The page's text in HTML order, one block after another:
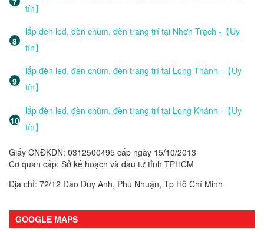
tín】
lắp đèn led, đèn chùm, đèn trang trí tại Nhơn Trạch -【Uy
tín】
lắp đèn led, đèn chùm, đèn trang trí tại Long Thành -【Uy
tín】
lắp đèn led, đèn chùm, đèn trang trí tại Long Khánh -【Uy
tín】
Giấy CNĐKDN: 0312500495 cấp ngày 15/10/2013
Cơ quan cấp: Sở kế hoạch và đầu tư tỉnh TPHCM
Địa chỉ: 72/12 Đào Duy Anh, Phú Nhuận, Tp Hồ Chí Minh
GOOGLE MAPS